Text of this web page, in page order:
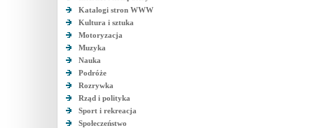
Katalogi stron WWW
Kultura i sztuka
Motoryzacja
Muzyka
Nauka
Podróże
Rozrywka
Rząd i polityka
Sport i rekreacja
Społeczeństwo